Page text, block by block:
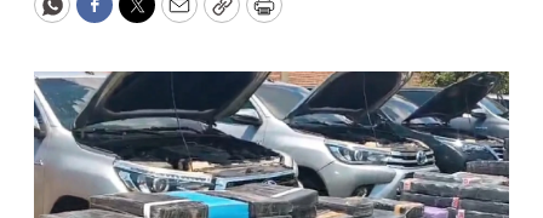
WhatsApp
Facebook
Twitter
EmailCopyPrint